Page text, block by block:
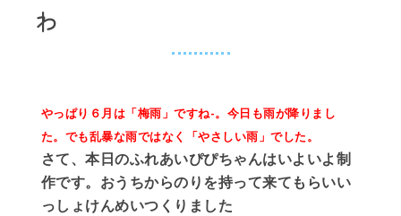
わ
やっぱり６月は「梅雨」ですね-。今日も雨が降りまし
た。でも乱暴な雨ではなく「やさしい雨」でした。
さて、本日のふれあいぴぴちゃんはいよいよ制
作です。おうちからのりを持って来てもらいい
っしょけんめいつくりました